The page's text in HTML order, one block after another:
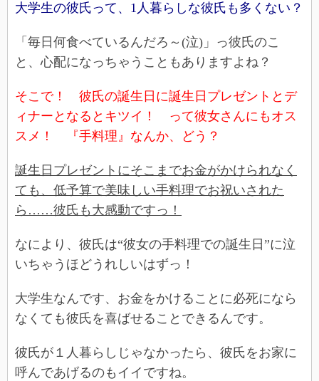
大学生の彼氏って、1人暮らしな彼氏も多くない？
「毎日何食べているんだろ～(泣)」っ彼氏のこ
と、心配になっちゃうこともありますよね？
そこで！ 彼氏の誕生日に誕生日プレゼントとデ
ィナーとなるとキツイ！ って彼女さんにもオス
スメ！ 『手料理』なんか、どう？
誕生日プレゼントにそこまでお金がかけられなく
ても、低予算で美味しい手料理でお祝いされた
ら……彼氏も大感動ですっ！
なにより、彼氏は“彼女の手料理での誕生日”に泣
いちゃうほどうれしいはずっ！
大学生なんです、お金をかけることに必死になら
なくても彼氏を喜ばせることできるんです。
彼氏が１人暮らしじゃなかったら、彼氏をお家に
呼んであげるのもイイですね。